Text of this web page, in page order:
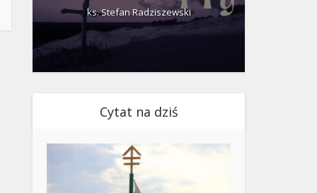
ks. Stefan Radziszewski
Cytat na dziś